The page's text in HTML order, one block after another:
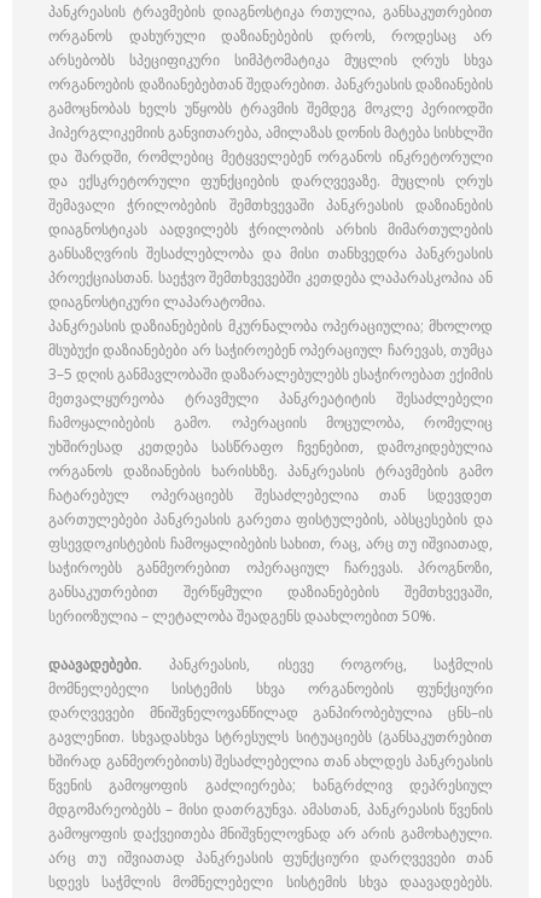
პანკრეასის ტრავმების დიაგნოსტიკა რთულია, განსაკუთრებით
ორგანოს დახურული დაზიანებების დროს, როდესაც არ
არსებობს სპეციფიკური სიმპტომატიკა მუცლის ღრუს სხვა
ორგანოების დაზიანებებთან შედარებით. პანკრეასის დაზიანების
გამოცნობას ხელს უწყობს ტრავმის შემდეგ მოკლე პერიოდში
ჰიპერგლიკემიის განვითარება, ამილაზას დონის მატება სისხლში
და შარდში, რომლებიც მეტყველებენ ორგანოს ინკრეტორული
და ექსკრეტორული ფუნქციების დარღვევაზე. მუცლის ღრუს
შემავალი ჭრილობების შემთხვევაში პანკრეასის დაზიანების
დიაგნოსტიკას აადვილებს ჭრილობის არხის მიმართულების
განსაზღვრის შესაძლებლობა და მისი თანხვედრა პანკრეასის
პროექციასთან. საეჭვო შემთხვევებში კეთდება ლაპარასკოპია ან
დიაგნოსტიკური ლაპარატომია.
პანკრეასის დაზიანებების მკურნალობა ოპერაციულია; მხოლოდ
მსუბუქი დაზიანებები არ საჭიროებენ ოპერაციულ ჩარევას, თუმცა
3–5 დღის განმავლობაში დაზარალებულებს ესაჭიროებათ ექიმის
მეთვალყურეობა ტრავმული პანკრეატიტის შესაძლებელი
ჩამოყალიბების გამო. ოპერაციის მოცულობა, რომელიც
უხშირესად კეთდება სასწრაფო ჩვენებით, დამოკიდებულია
ორგანოს დაზიანების ხარისხზე. პანკრეასის ტრავმების გამო
ჩატარებულ ოპერაციებს შესაძლებელია თან სდევდეთ
გართულებები პანკრეასის გარეთა ფისტულების, აბსცესების და
ფსევდოკისტების ჩამოყალიბების სახით, რაც, არც თუ იშვიათად,
საჭიროებს განმეორებით ოპერაციულ ჩარევას. პროგნოზი,
განსაკუთრებით შერწყმული დაზიანებების შემთხვევაში,
სერიოზულია – ლეტალობა შეადგენს დაახლოებით 50%.
დაავადებები. პანკრეასის, ისევე როგორც, საჭმლის
მომნელებელი სისტემის სხვა ორგანოების ფუნქციური
დარღვევები მნიშვნელოვანწილად განპირობებულია ცნს–ის
გავლენით. სხვადასხვა სტრესულს სიტუაციებს (განსაკუთრებით
ხშირად განმეორებითს) შესაძლებელია თან ახლდეს პანკრეასის
წვენის გამოყოფის გაძლიერება; ხანგრძლივ დეპრესიულ
მდგომარეობებს – მისი დათრგუნვა. ამასთან, პანკრეასის წვენის
გამოყოფის დაქვეითება მნიშვნელოვნად არ არის გამოხატული.
არც თუ იშვიათად პანკრეასის ფუნქციური დარღვევები თან
სდევს საჭმლის მომნელებელი სისტემის სხვა დაავადებებს.